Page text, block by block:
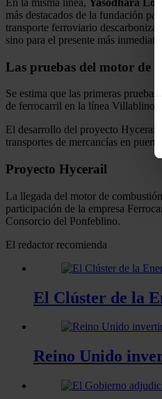
más destacados de la fundación
transporte ferroviario
sino para el presente más inmediato”.
Las pruebas del motor de
Se estima que las primeras
de ferrocarril en la línea Villablino-
El desarrollo del proyecto Hycerail
transportes de mercancías en
Proyecto Hycerail
La llegada del motor de
participación de la empresa
Consorcio del Ponfeblino.
El redactor recomienda
El Clúster de la
Reino Unido